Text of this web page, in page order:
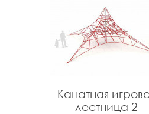
Канатная
лестница 2